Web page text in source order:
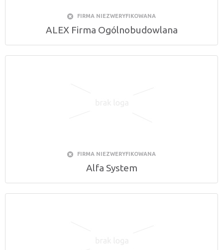
FIRMA NIEZWERYFIKOWANA
ALEX Firma Ogólnobudowlana
FIRMA NIEZWERYFIKOWANA
Alfa System